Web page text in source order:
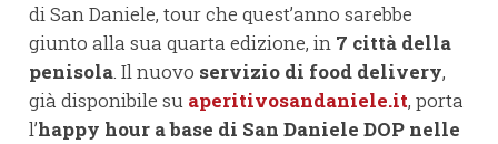
di San Daniele, tour che quest’anno sarebbe
giunto alla sua quarta edizione, in 7 città della
penisola. Il nuovo servizio di food delivery,
già disponibile su aperitivosandaniele.it, porta
l’happy hour a base di San Daniele DOP nelle